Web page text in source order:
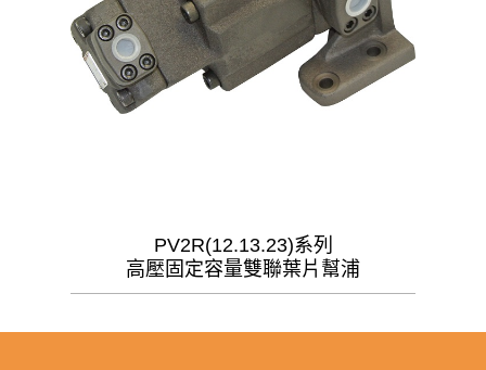
PV2R(12.13.23)系列
高壓固定容量雙聯葉片幫浦